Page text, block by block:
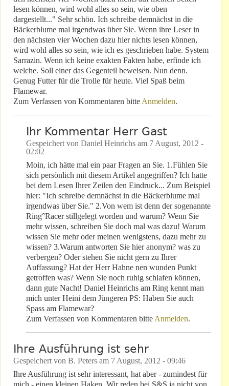
lesen können, wird wohl alles so sein, wie oben
dargestellt..." Sehr schön. Ich schreibe demnächst in die
Bäckerblume mal irgendwas über Sie. Wenn ihre Leser in
den nächsten vier Wochen dazu hier nichts lesen können,
wird wohl alles so sein, wie ich es geschrieben habe. System
Sarrazin. Wenn ich keine exakten Fakten habe, erfinde ich
welche. Soll einer das Gegenteil beweisen. Nun denn.
Genug Futter für die Trolle für heute. Viel Spaß beim
Flamewar.
Zum Verfassen von Kommentaren bitte Anmelden.
Ihr Kommentar Herr Gast
Gespeichert von Daniel Heinrichs am 7 August, 2012 -
02:02
Moin, ich hätte mal ein paar Fragen an Sie. 1.Fühlen Sie
sich persönlich mit diesem Artikel angegriffen? Ich hatte
bei dem Lesen Ihrer Zeilen den Eindruck... Zum Beispiel
hier: "Ich schreibe demnächst in die Bäckerblume mal
irgendwas über Sie." 2.Von wem ist denn der sogenannte
Ring°Racer stillgelegt worden und warum? Wenn Sie
mehr wissen, schreiben Sie doch mal was dazu! Warum
wissen Sie mehr oder meinen wenigstens, dazu mehr zu
wissen? 3.Warum antworten Sie hier anonym? was zu
verbergen? Oder stehen Sie nicht gern zu Ihrer
Auffassung? Hat der Herr Hahne nen wunden Punkt
getroffen was? Wenn Sie noch ruhig schlafen können,
dann gute Nacht! Daniel Heinrichs am Ring kennt man
mich unter Heini dem Jüngeren PS: Haben Sie auch
Spass am Flamewar?
Zum Verfassen von Kommentaren bitte Anmelden.
Ihre Ausführung ist sehr
Gespeichert von B. Peters am 7 August, 2012 - 09:46
Ihre Ausführung ist sehr interessant, hat aber - zumindest für